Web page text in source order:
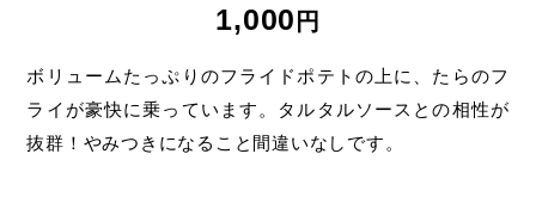
1,000 円
ボリュームたっぷりのフライドポテトの上に、 たらのフ
ライが豪快に乗っています。
タルタルソースとの相性が
抜群！ やみつきになること間違いなしです。